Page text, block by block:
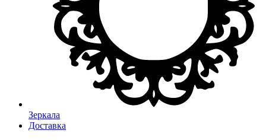
Зеркала
Доставка